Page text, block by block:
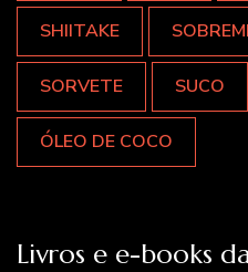
SHIITAKE
SORVETE SUCO
ÓLEO DE COCO
Livros e e-books